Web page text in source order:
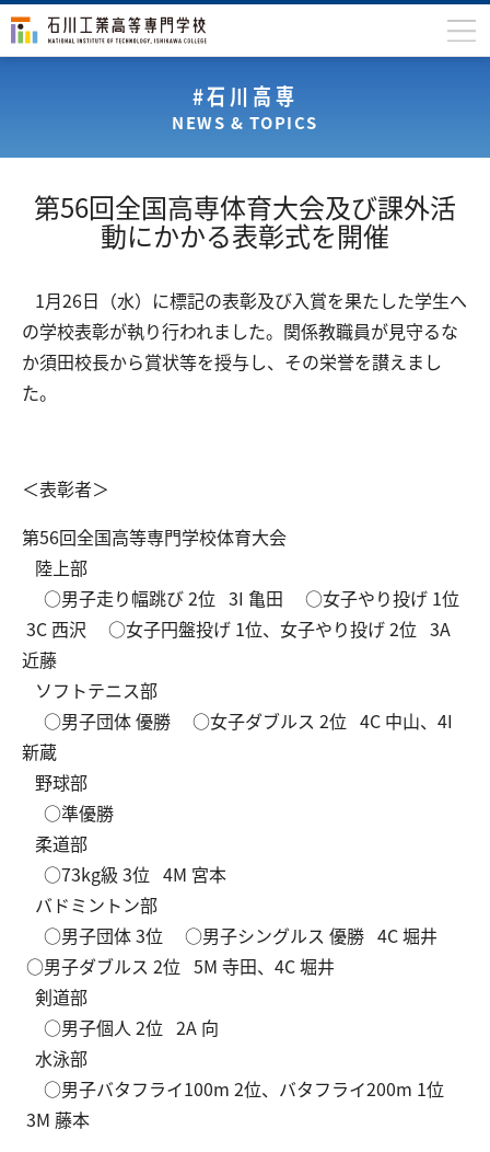
入学案内
国際交流
研究・産学連携
教育・研究施設
保護者の方
#石川高専
NEWS & TOPICS
第56回全国高専体育大会及び課外活
動にかかる表彰式を開催
1月26日（水）に標記の表彰及び入賞を果たした学生へ
の学校表彰が執り行われました。関係教職員が見守るな
か須田校長から賞状等を授与し、その栄誉を讃えまし
た。
＜表彰者＞
第56回全国高等専門学校体育大会
陸上部
○男子走り幅跳び 2位 3I 亀田 ○女子やり投げ 1位
3C 西沢 ○女子円盤投げ 1位、女子やり投げ 2位 3A
近藤
ソフトテニス部
○男子団体 優勝 ○女子ダブルス 2位 4C 中山、4I
新蔵
野球部
○準優勝
柔道部
○73kg級 3位 4M 宮本
バドミントン部
○男子団体 3位 ○男子シングルス 優勝 4C 堀井
○男子ダブルス 2位 5M 寺田、4C 堀井
剣道部
○男子個人 2位 2A 向
水泳部
○男子バタフライ100m 2位、バタフライ200m 1位
3M 藤本